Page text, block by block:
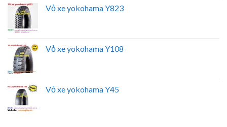
Vỏ xe yokohama Y823
Vỏ xe yokohama Y108
Vỏ xe yokohama Y45